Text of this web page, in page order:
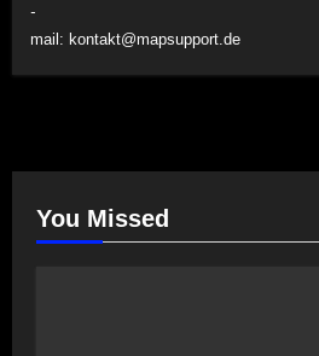
-
mail: kontakt@mapsupport.de
You Missed